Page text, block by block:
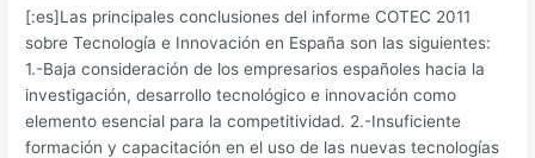
[:es]Las principales conclusiones del informe COTEC 2011
sobre Tecnología e Innovación en España son las siguientes:
1.-Baja consideración de los empresarios españoles hacia la
investigación, desarrollo tecnológico e innovación como
elemento esencial para la competitividad. 2.-Insuficiente
formación y capacitación en el uso de las nuevas tecnologías
El
informe
COTEC
2011